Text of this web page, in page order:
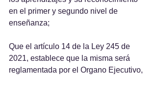
en el primer y segundo nivel de
enseñanza;
Que el artículo 14 de la Ley 245 de
2021, establece que la misma será
reglamentada por el Organo Ejecutivo,